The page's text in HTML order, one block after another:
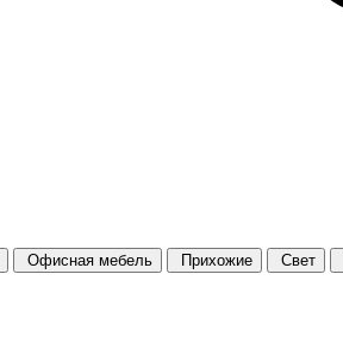
Офисная мебель Прихожие Свет